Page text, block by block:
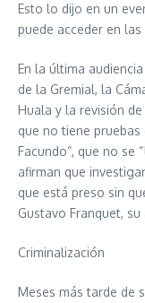
Esto lo dijo en un
puede acceder en las
En la última
de la Gremial, la
Huala y la revisión
que no tiene
Facundo”, que no se
afirman que
que está preso sin
Gustavo Franquet,
Criminalización
Meses más tarde de